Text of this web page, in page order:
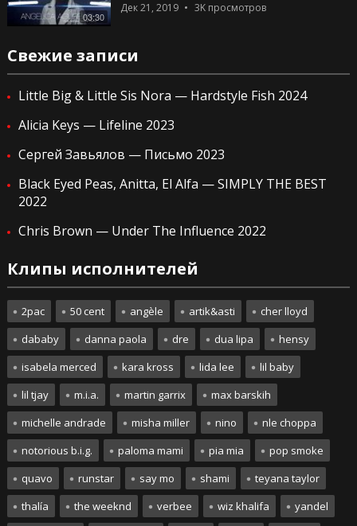
03:30
Дек 21, 2019 3Kпросмотров
Свежие записи
Little Big & Little Sis Nora — Hardstyle Fish 2024
Alicia Keys — Lifeline 2023
Сергей Завьялов — Письмо 2023
Black Eyed Peas, Anitta, El Alfa — SIMPLY THE BEST
2022
Chris Brown — Under The Influence 2022
Клипы исполнителей
2pac 50 cent angèle artik&asti
cher lloyd
dababy
danna paola dre dua lipa
hensy
isabela merced
kara kross lida lee
lil baby
lil tjay
m.i.a. martin garrix
max barskih
michelle andrade
misha miller nino
nle choppa
notorious b.i.g.
paloma mami pia mia
pop smoke
quavo
runstar say mo shami
teyana taylor
thalía
the weeknd verbee wiz khalifa yandel